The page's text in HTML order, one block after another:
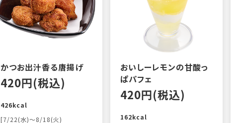
かつお出汁香る唐揚げ
420円(税込)
426kcal
[7/22(水)～8/18(火)
おいしーレモンの甘酸っ
ぱパフェ
420円(税込)
162kcal